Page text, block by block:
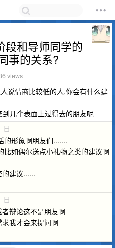
段和导师同学的
事的关系?
views
说情商比较低的人,你会有什么建
几个表面上过得去的朋友呢
日
的形象啊朋友们.......
比如偶尔送点小礼物之类的建议啊
的建议......
日
辩论这不是朋友啊
我才会来提问啊